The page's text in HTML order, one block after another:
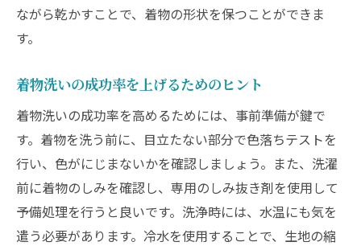
ながら乾かすことで、着物の形状を保つことができま
す。
着物洗いの成功率を上げるためのヒント
着物洗いの成功率を高めるためには、事前準備が鍵で
す。着物を洗う前に、目立たない部分で色落ちテストを
行い、色がにじまないかを確認しましょう。また、洗濯
前に着物のしみを確認し、専用のしみ抜き剤を使用して
予備処理を行うと良いです。洗浄時には、水温にも気を
遣う必要があります。冷水を使用することで、生地の縮